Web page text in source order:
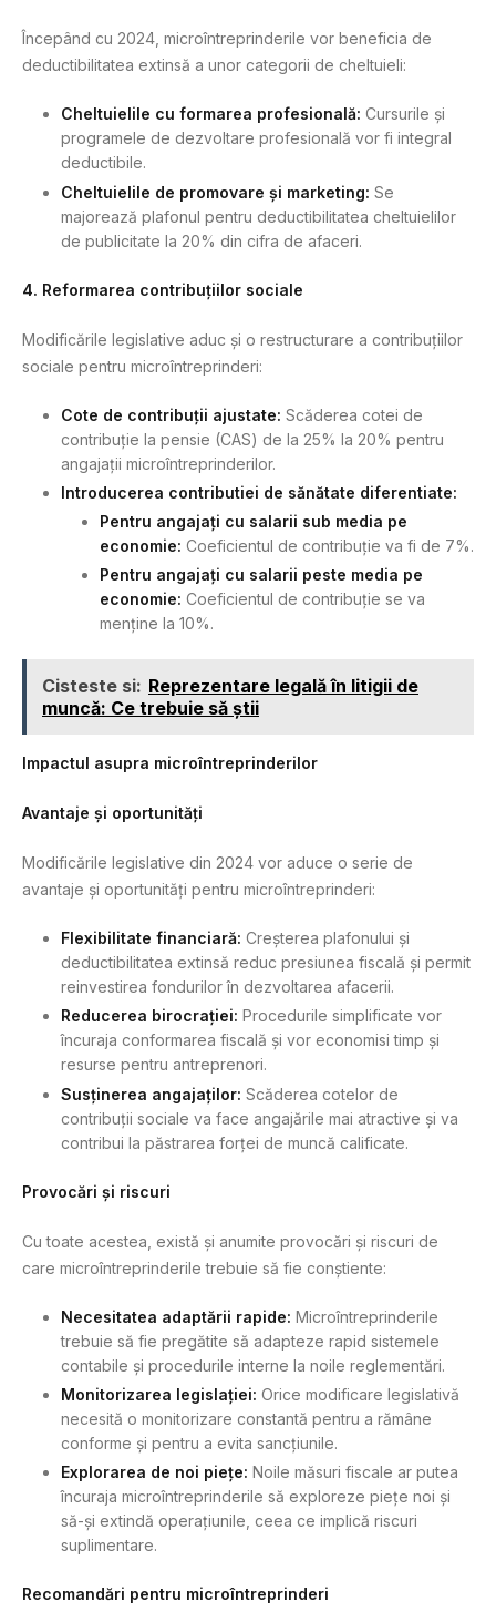
Începând cu 2024, microîntreprinderile vor beneficia de
deductibilitatea extinsă a unor categorii de cheltuieli:
Cheltuielile cu formarea profesională: Cursurile și
programele de dezvoltare profesională vor fi integral
deductibile.
Cheltuielile de promovare și marketing: Se
majorează plafonul pentru deductibilitatea cheltuielilor
de publicitate la 20% din cifra de afaceri.
4. Reformarea contribuțiilor sociale
Modificările legislative aduc și o restructurare a contribuțiilor
sociale pentru microîntreprinderi:
Cote de contribuții ajustate: Scăderea cotei de
contribuție la pensie (CAS) de la 25% la 20% pentru
angajații microîntreprinderilor.
Introducerea contributiei de sănătate diferentiate:
Pentru angajați cu salarii sub media pe
economie: Coeficientul de contribuție va fi de 7%.
Pentru angajați cu salarii peste media pe
economie: Coeficientul de contribuție se va
menține la 10%.
Cisteste si: Reprezentare legală în litigii de
muncă: Ce trebuie să știi
Impactul asupra microîntreprinderilor
Avantaje și oportunități
Modificările legislative din 2024 vor aduce o serie de
avantaje și oportunități pentru microîntreprinderi:
Flexibilitate financiară: Creșterea plafonului și
deductibilitatea extinsă reduc presiunea fiscală și permit
reinvestirea fondurilor în dezvoltarea afacerii.
Reducerea birocrației: Procedurile simplificate vor
încuraja conformarea fiscală și vor economisi timp și
resurse pentru antreprenori.
Susținerea angajaților: Scăderea cotelor de
contribuții sociale va face angajările mai atractive și va
contribui la păstrarea forței de muncă calificate.
Provocări și riscuri
Cu toate acestea, există și anumite provocări și riscuri de
care microîntreprinderile trebuie să fie conștiente:
Necesitatea adaptării rapide: Microîntreprinderile
trebuie să fie pregătite să adapteze rapid sistemele
contabile și procedurile interne la noile reglementări.
Monitorizarea legislației: Orice modificare legislativă
necesită o monitorizare constantă pentru a rămâne
conforme și pentru a evita sancțiunile.
Explorarea de noi piețe: Noile măsuri fiscale ar putea
încuraja microîntreprinderile să exploreze piețe noi și
să-și extindă operațiunile, ceea ce implică riscuri
suplimentare.
Recomandări pentru microîntreprinderi